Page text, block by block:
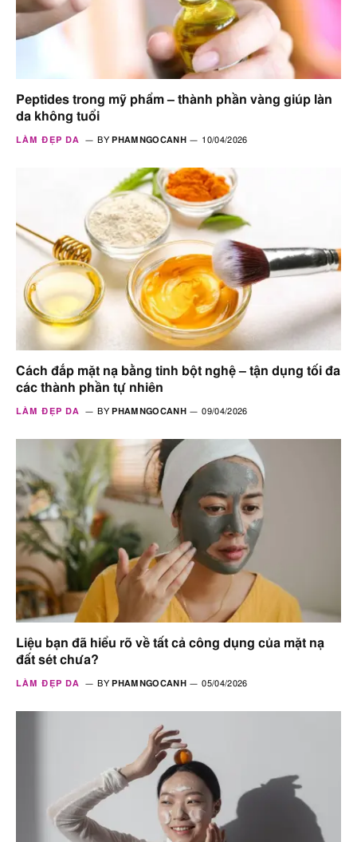
Peptides trong mỹ phẩm – thành phần vàng giúp làn
da không tuổi
LÀM ĐẸP DA BY PHAMNGOCANH 10/04/2026
Cách đắp mặt nạ bằng tinh bột nghệ – tận dụng tối đa
các thành phần tự nhiên
LÀM ĐẸP DA BY PHAMNGOCANH 09/04/2026
Liệu bạn đã hiểu rõ về tất cả công dụng của mặt nạ
đất sét chưa?
LÀM ĐẸP DA BY PHAMNGOCANH 05/04/2026